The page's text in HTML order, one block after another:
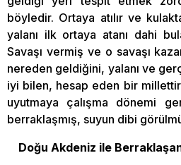
böyledir. Ortaya atılır ve
yalanı ilk ortaya atanı dahi
Savaşı vermiş ve o savaşı
nereden geldiğini, yalanı ve
iyi bilen, hesap eden bir
uyutmaya çalışma dönemi
berraklaşmış, suyun dibi
Doğu Akdeniz ile